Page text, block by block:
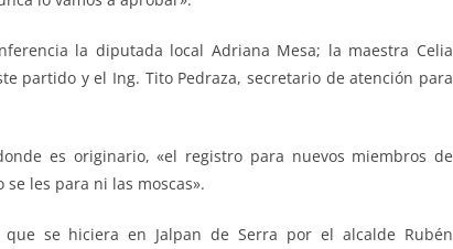
la diputada local Adriana Mesa; la maestra Celia
partido y el Ing. Tito Pedraza, secretario de atención para
es originario, «el registro para nuevos miembros de
les para ni las moscas».
se hiciera en Jalpan de Serra por el alcalde Rubén